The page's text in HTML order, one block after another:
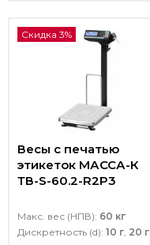
Скидка 3%
Весы с печатью
этикеток МАССА-К
ТВ-S-60.2-R2P3
Макс. вес (НПВ): 60 кг
Дискретность (d): 10 г, 20 г